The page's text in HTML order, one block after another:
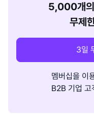
5,000개의
무제
3일
멤버십을 이
B2B 기업 고